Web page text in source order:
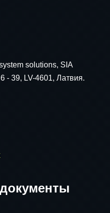
solutions, SIA
- 39, LV-4601, Латвия.